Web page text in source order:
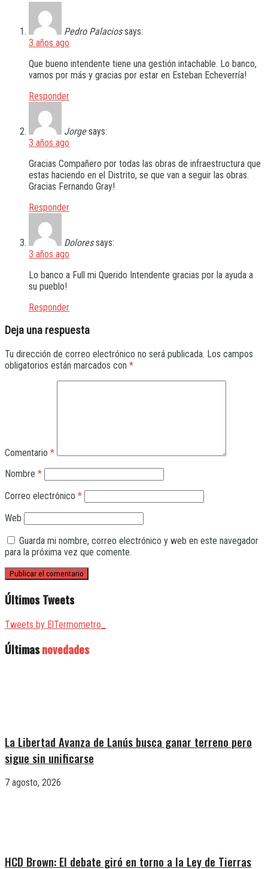
Pedro Palacios says:
3 años ago
Que bueno intendente tiene una gestión intachable. Lo banco,
vamos por más y gracias por estar en Esteban Echeverría!
Responder
Jorge says:
3 años ago
Gracias Compañero por todas las obras de infraestructura que
estas haciendo en el Distrito, se que van a seguir las obras.
Gracias Fernando Gray!
Responder
Dolores says:
3 años ago
Lo banco a Full mi Querido Intendente gracias por la ayuda a
su pueblo!
Responder
Deja una respuesta
Tu dirección de correo electrónico no será publicada. Los campos
obligatorios están marcados con *
Comentario *
Nombre *
Correo electrónico *
Web
Guarda mi nombre, correo electrónico y web en este navegador
para la próxima vez que comente.
Últimos Tweets
Tweets by ElTermometro_
Últimasnovedades
La Libertad Avanza de Lanús busca ganar terreno pero
sigue sin unificarse
7 agosto, 2026
HCD Brown: El debate giró en torno a la Ley de Tierras